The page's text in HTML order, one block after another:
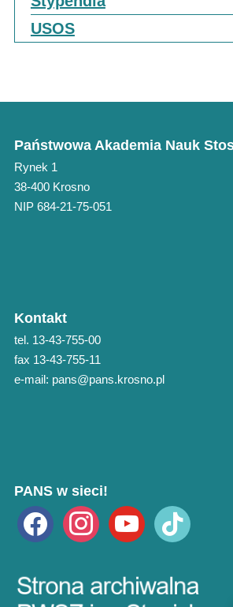
USOS
Państwowa Akademia Nauk
Rynek 1
38-400 Krosno
NIP 684-21-75-051
Kontakt
tel. 13-43-755-00
fax 13-43-755-11
e-mail: pans@pans.krosno.pl
PANS w sieci!
facebook instagramyoutube tiktok